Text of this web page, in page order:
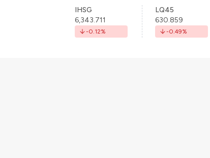
IHSG
6,343.711
-0.12%
LQ45
630.859
-0.49%